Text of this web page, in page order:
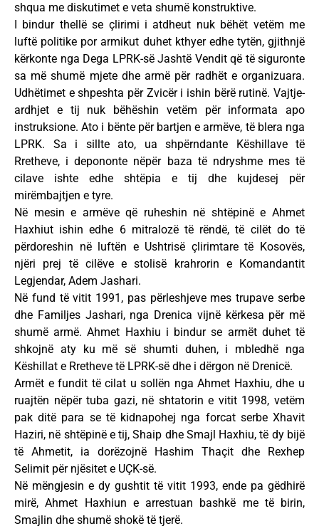
shqua me diskutimet e veta shumë konstruktive.
I bindur thellë se çlirimi i atdheut nuk bëhët vetëm me
luftë politike por armikut duhet kthyer edhe tytën, gjithnjë
kërkonte nga Dega LPRK-së Jashtë Vendit që të siguronte
sa më shumë mjete dhe armë për radhët e organizuara.
Udhëtimet e shpeshta për Zvicër i ishin bërë rutinë. Vajtje-
ardhjet e tij nuk bëhëshin vetëm për informata apo
instruksione. Ato i bënte për bartjen e armëve, të blera nga
LPRK. Sa i sillte ato, ua shpërndante Këshillave të
Rretheve, i depononte nëpër baza të ndryshme mes të
cilave ishte edhe shtëpia e tij dhe kujdesej për
mirëmbajtjen e tyre.
Në mesin e armëve që ruheshin në shtëpinë e Ahmet
Haxhiut ishin edhe 6 mitralozë të rëndë, të cilët do të
përdoreshin në luftën e Ushtrisë çlirimtare të Kosovës,
njëri prej të cilëve e stolisë krahrorin e Komandantit
Legjendar, Adem Jashari.
Në fund të vitit 1991, pas përleshjeve mes trupave serbe
dhe Familjes Jashari, nga Drenica vijnë kërkesa për më
shumë armë. Ahmet Haxhiu i bindur se armët duhet të
shkojnë aty ku më së shumti duhen, i mbledhë nga
Këshillat e Rretheve të LPRK-së dhe i dërgon në Drenicë.
Armët e fundit të cilat u sollën nga Ahmet Haxhiu, dhe u
ruajtën nëpër tuba gazi, në shtatorin e vitit 1998, vetëm
pak ditë para se të kidnapohej nga forcat serbe Xhavit
Haziri, në shtëpinë e tij, Shaip dhe Smajl Haxhiu, të dy bijë
të Ahmetit, ia dorëzojnë Hashim Thaçit dhe Rexhep
Selimit për njësitet e UÇK-së.
Në mëngjesin e dy gushtit të vitit 1993, ende pa gëdhirë
mirë, Ahmet Haxhiun e arrestuan bashkë me të birin,
Smajlin dhe shumë shokë të tjerë.